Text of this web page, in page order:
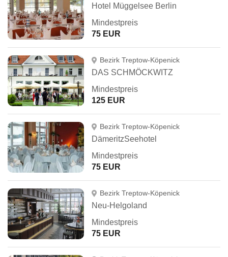
Hotel Müggelsee Berlin
Mindestpreis
75 EUR
Bezirk Treptow-Köpenick
DAS SCHMÖCKWITZ
Mindestpreis
125 EUR
Bezirk Treptow-Köpenick
DämeritzSeehotel
Mindestpreis
75 EUR
Bezirk Treptow-Köpenick
Neu-Helgoland
Mindestpreis
75 EUR